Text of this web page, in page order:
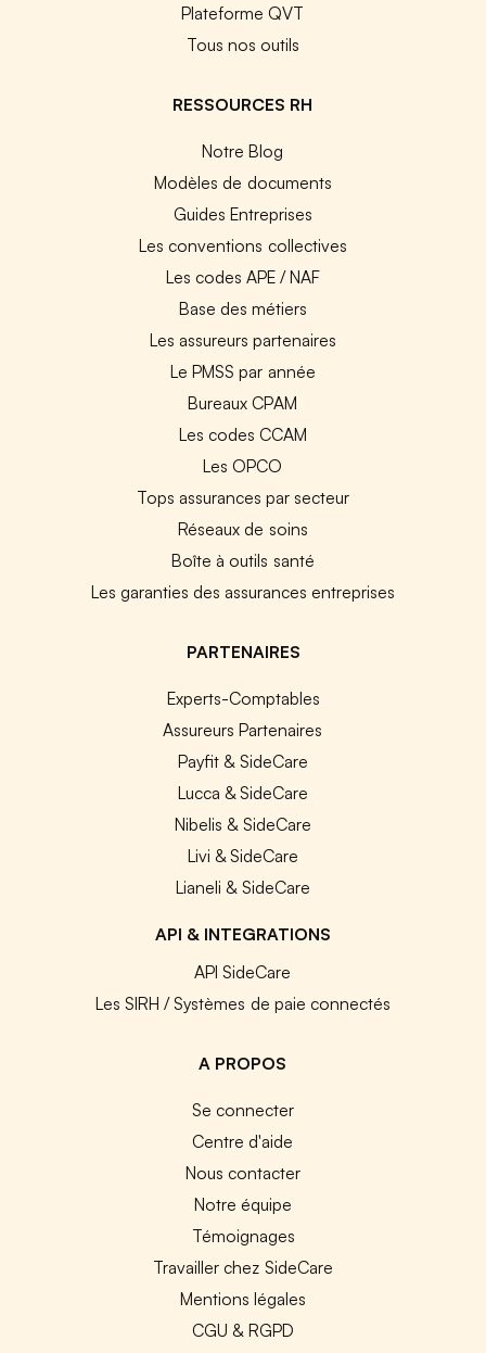
Plateforme QVT
Tous nos outils
RESSOURCES RH
Notre Blog
Modèles de documents
Guides Entreprises
Les conventions collectives
Les codes APE / NAF
Base des métiers
Les assureurs partenaires
Le PMSS par année
Bureaux CPAM
Les codes CCAM
Les OPCO
Tops assurances par secteur
Réseaux de soins
Boîte à outils santé
Les garanties des assurances entreprises
PARTENAIRES
Experts-Comptables
Assureurs Partenaires
Payfit & SideCare
Lucca & SideCare
Nibelis & SideCare
Livi & SideCare
Lianeli & SideCare
API & INTEGRATIONS
API SideCare
Les SIRH / Systèmes de paie connectés
A PROPOS
Se connecter
Centre d'aide
Nous contacter
Notre équipe
Témoignages
Travailler chez SideCare
Mentions légales
CGU & RGPD